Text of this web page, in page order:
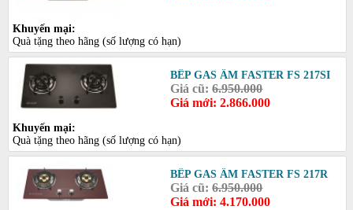
Khuyến mại:
Quà tặng theo hãng (số lượng có hạn)
BẾP GAS ÂM FASTER FS 217SI
Giá cũ:6.950.000
Giá mới: 2.866.000
Khuyến mại:
Quà tặng theo hãng (số lượng có hạn)
BẾP GAS ÂM FASTER FS 217R
Giá cũ:6.950.000
Giá mới: 4.170.000